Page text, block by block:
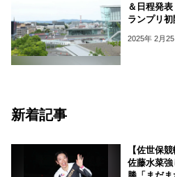
＆日程発
ランプリ初
2025年 2月
新着記事
【佐世保
佐藤水菜